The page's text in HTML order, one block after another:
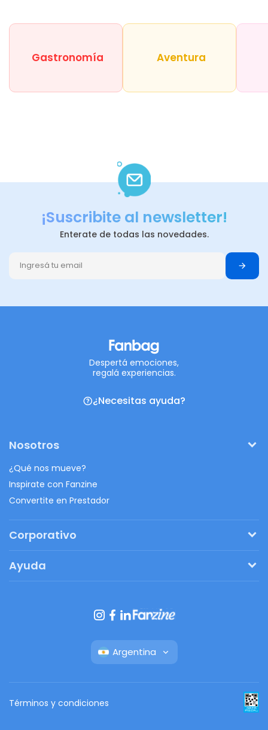
Gastronomía Aventura
¡Suscribite al newsletter!
Enterate de todas las novedades.
Despertá emociones,
regalá experiencias.
¿Necesitas ayuda?
Nosotros
¿Qué nos mueve?
Inspirate con Fanzine
Convertite en Prestador
Corporativo
Regalos originales
Ayuda
Botón de arrepentimiento
Argentina
Términos y condiciones